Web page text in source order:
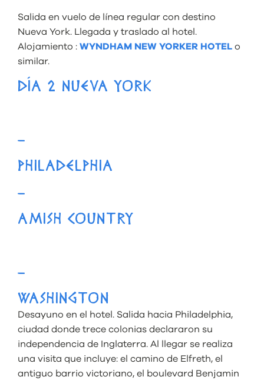
Salida en vuelo de línea regular con destino
Nueva York. Llegada y traslado al hotel.
Alojamiento : WYNDHAM NEW YORKER HOTEL o
similar.
DÍA 2 NUEVA YORK
–
PHILADELPHIA
–
AMISH COUNTRY
–
WASHINGTON
Desayuno en el hotel. Salida hacia Philadelphia,
ciudad donde trece colonias declararon su
independencia de Inglaterra. Al llegar se realiza
una visita que incluye: el camino de Elfreth, el
antiguo barrio victoriano, el boulevard Benjamin